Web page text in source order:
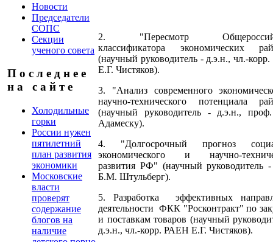
Новости
Председатели
СОПС
Секции
ученого совета
П о с л е д н е е
н а с а й т е
Холодильные
горки
России нужен
пятилетний
план развития
экономики
Московские
власти
проверят
содержание
блогов на
наличие
2. "Пересмотр
классификатора экономических
(научный руководитель - д.э.н., чл.-
Е.Г. Чистяков).
3. "Анализ современного
научно-технического потенциала
(научный руководитель - д.э.н.,
Адамеску).
4. "Долгосрочный прогноз
экономического и научно-
развития РФ" (научный руководитель
Б.М. Штульберг).
5. Разработка эффективных
деятельности ФКК "Росконтракт" по
и поставкам товаров (научный
д.э.н., чл.-корр. РАЕН Е.Г. Чистяков).